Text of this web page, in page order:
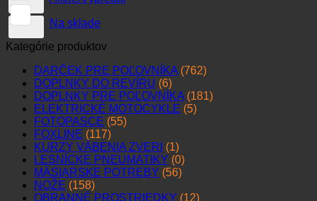
Na sklade
Kategórie produktov
DARČEK PRE POĽOVNÍKA (762)
DOPLNKY DO REVÍRU (6)
DOPLNKY PRE POĽOVNÍKA (181)
ELEKTRICKÉ MOTOCYKLE (5)
FOTOPASCE (55)
FOXLINE (117)
KURZY VÁBENIA ZVERI (1)
LESNÍCKE PNEUMATIKY (0)
MÄSIARSKE POTREBY (56)
NOŽE (158)
OBRANNÉ PROSTRIEDKY (12)